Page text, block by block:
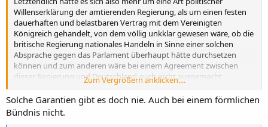
Willenserklärung der amtierenden Regierung, als um einen festen
dauerhaften und belastbaren Vertrag mit dem Vereinigten
Königreich gehandelt, von dem völlig unkklar gewesen wäre, ob die
britische Regierung nationales Handeln in Sinne einer solchen
Absprache gegen das Parlament überhaupt hätte durchsetzen
können und zum anderen wäre bei einem Agreement zwischen
dieser Regierung und Deutschland auch nicht ausgemacht
gewesen, dass die nächste britische Regierung an diesem Kurs auch
festhalten würde.
Zum Vergrößern anklicken....
Solche Garantien gibt es doch nie. Auch bei einem förmlichen
Bündnis nicht.